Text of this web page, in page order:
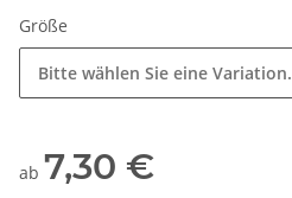
Größe
Bitte wählen Sie eine Variation.
ab 7,30 €